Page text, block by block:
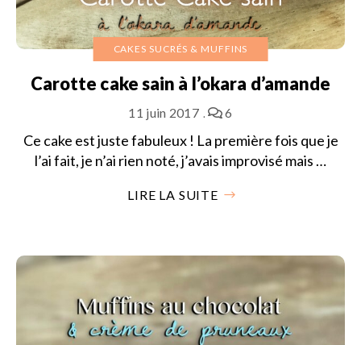
CAKES SUCRÉS & MUFFINS
Carotte cake sain à l’okara d’amande
11 juin 2017 6
Ce cake est juste fabuleux ! La première fois que je
l’ai fait, je n’ai rien noté, j’avais improvisé mais …
LIRE LA SUITE